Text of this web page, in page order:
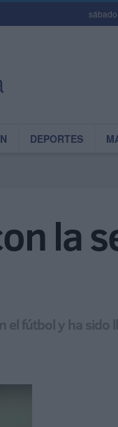
DEPORTES
la
el fútbol y ha